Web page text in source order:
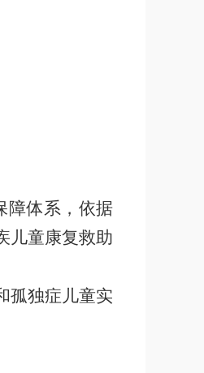
障体系，依据
儿童康复救助
孤独症儿童实